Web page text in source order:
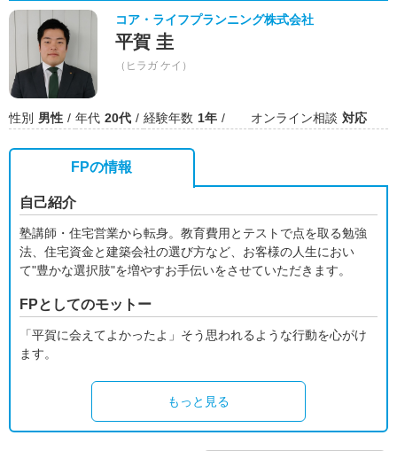
コア・ライフプランニング株式会社
平賀 圭
（ヒラガ ケイ）
性別 男性 年代 20代 経験年数 1年 オンライン相談 対応
FPの情報
自己紹介
塾講師・住宅営業から転身。教育費用とテストで点を取る勉強
法、住宅資金と建築会社の選び方など、お客様の人生におい
て"豊かな選択肢"を増やすお手伝いをさせていただきます。
FPとしてのモットー
「平賀に会えてよかったよ」そう思われるような行動を心がけ
ます。
もっと見る